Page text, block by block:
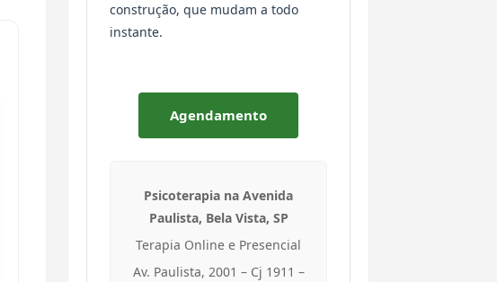
construção, que mudam a todo
instante.
Agendamento
Psicoterapia na Avenida
Paulista, Bela Vista, SP
Terapia Online e Presencial
Av. Paulista, 2001 – Cj 1911 –